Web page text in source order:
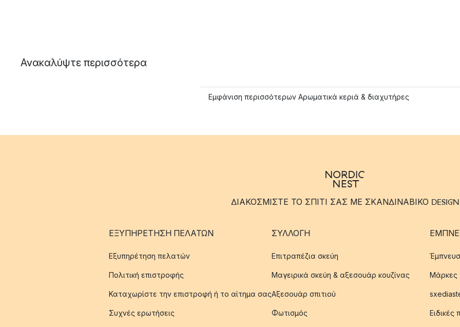
Ανακαλύψτε περισσότερα
Εμφάνιση περισσότερων Αρωματικά κεριά & διαχυτήρες
ΔΙΑΚΟΣΜΙΣΤΕ ΤΟ ΣΠΙΤΙ ΣΑΣ ΜΕ ΣΚΑΝΔΙΝΑΒΙΚΟ DESIGN
ΕΞΥΠΗΡΈΤΗΣΗ ΠΕΛΑΤΏΝ
Εξυπηρέτηση πελατών
Πολιτική επιστροφής
Καταχωρίστε την επιστροφή ή το αίτημα σας
Συχνές ερωτήσεις
ΣΥΛΛΟΓΉ
Επιτραπέζια σκεύη
Μαγειρικά σκεύη & αξεσουάρ κουζίνας
Αξεσουάρ σπιτιού
Φωτισμός
Μάρκες